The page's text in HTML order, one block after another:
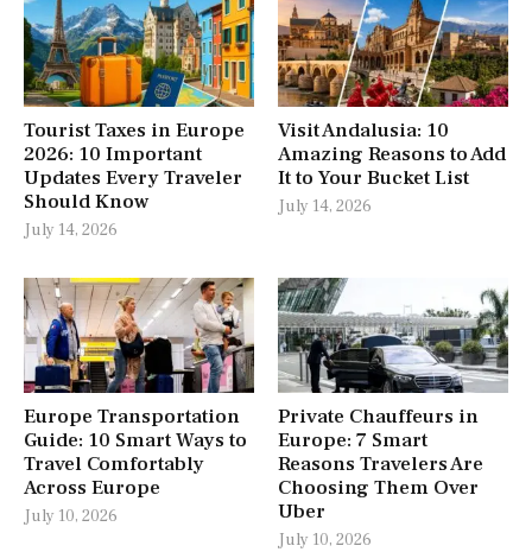
Tourist Taxes in Europe
2026: 10 Important
Updates Every Traveler
Should Know
July 14, 2026
Visit Andalusia: 10
Amazing Reasons to Add
It to Your Bucket List
July 14, 2026
Europe Transportation
Guide: 10 Smart Ways to
Travel Comfortably
Across Europe
July 10, 2026
Private Chauffeurs in
Europe: 7 Smart
Reasons Travelers Are
Choosing Them Over
Uber
July 10, 2026